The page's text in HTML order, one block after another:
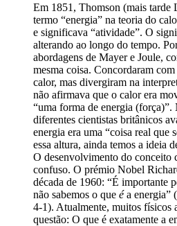
Em 1851, Thomson (mais
termo “energia” na teoria do
e significava “atividade”. O
alterando ao longo do tempo.
abordagens de Mayer e Joule,
mesma coisa. Concordaram
calor, mas divergiram na
não afirmava que o calor era
“uma forma de energia (força)”.
diferentes cientistas britânicos
energia era uma “coisa real que
essa altura, ainda temos a ideia
O desenvolvimento do conceito
confuso. O prémio Nobel
década de 1960: “É importante
não sabemos o que éa energia”
4-1). Atualmente, muitos físicos
questão: O que é exatamente a